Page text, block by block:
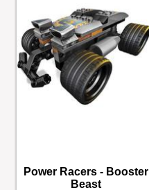
Power Racers - Booster
Beast